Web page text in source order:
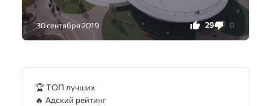
30 сентября 2019 29 0
🏆 ТОП лучших
🔥 Адский рейтинг